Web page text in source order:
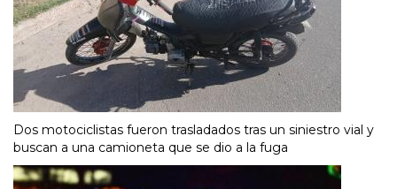
Dos motociclistas fueron trasladados tras un siniestro vial y
buscan a una camioneta que se dio a la fuga